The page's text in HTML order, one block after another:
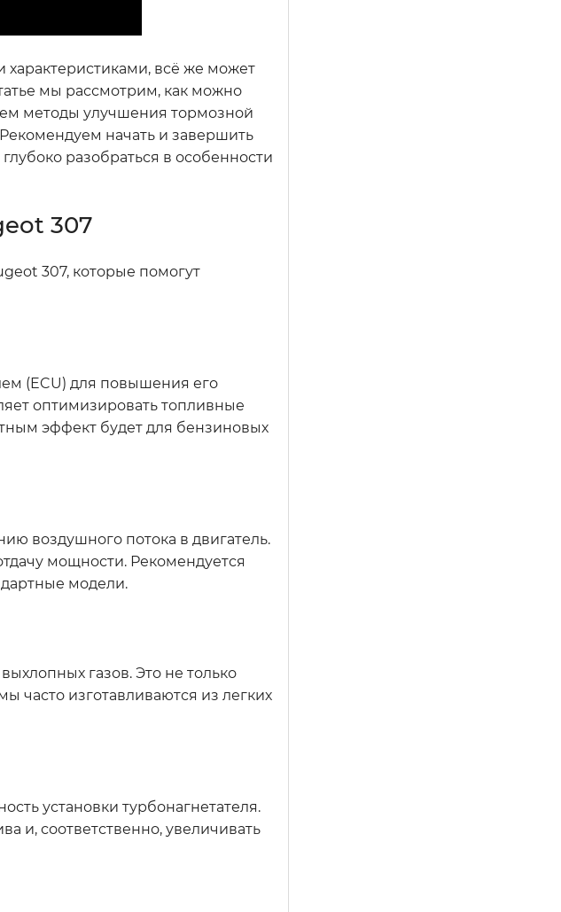
всё же может
мы рассмотрим, как можно
методы улучшения тормозной
начать и завершить
разобраться в особенности
307
307, которые помогут
(ECU) для повышения его
оптимизировать топливные
эффект будет для бензиновых
воздушного потока в двигатель.
мощности. Рекомендуется
модели.
газов. Это не только
часто изготавливаются из легких
установки турбонагнетателя.
и, соответственно, увеличивать